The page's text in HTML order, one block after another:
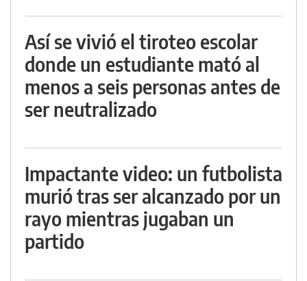
Así se vivió el tiroteo escolar
donde un estudiante mató al
menos a seis personas antes de
ser neutralizado
Impactante video: un futbolista
murió tras ser alcanzado por un
rayo mientras jugaban un
partido